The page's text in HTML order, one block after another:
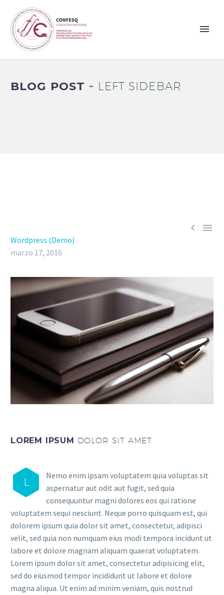
BLOG POST+ LEFT SIDEBAR
 
Wordpress (Demo)
marzo 17, 2016
LOREM IPSUM DOLOR SIT AMET
L
Nemo enim ipsam voluptatem quia voluptas sit
aspernatur aut odit aut fugit, sed quia
consequuntur magni dolores eos qui ratione
voluptatem sequi nesciunt. Neque porro quisquam est, qui
dolorem ipsum quia dolor sit amet, consectetur, adipisci
velit, sed quia non numquam eius modi tempora incidunt ut
labore et dolore magnam aliquam quaerat voluptatem.
Lorem ipsum dolor sit amet, consectetur adipisicing elit,
sed do eiusmod tempor incididunt ut labore et dolore
magna aliqua. Ut enim ad minim veniam, quis nostrud